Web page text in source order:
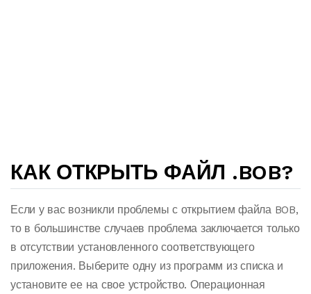
КАК ОТКРЫТЬ ФАЙЛ .BOB?
Если у вас возникли проблемы с открытием файла BOB,
то в большинстве случаев проблема заключается только
в отсутствии установленного соответствующего
приложения. Выберите одну из программ из списка и
установите ее на свое устройство. Операционная